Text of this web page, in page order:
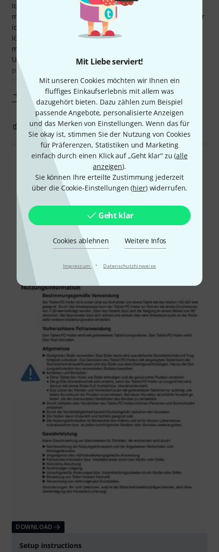
Mit Liebe serviert!
Mit unseren Cookies möchten wir Ihnen ein
fluffiges Einkaufserlebnis mit allem was
dazugehört bieten. Dazu zählen zum Beispiel
passende Angebote, personalisierte Anzeigen
und das Merken von Einstellungen. Wenn das für
Sie okay ist, stimmen Sie der Nutzung von Cookies
für Präferenzen, Statistiken und Marketing
einfach durch einen Klick auf „Geht klar“ zu (alle
anzeigen).
Sie können Ihre erteilte Zustimmung jederzeit
über die Cookie-Einstellungen (hier) widerrufen.
Geht klar
Cookies ablehnen Weitere Infos
Impressum · Datenschutzhinweise
Ich nutze schon seit Jahren den K&M 19743 Halter für
meine Tablets. Mit dem bin ich soweit auch zufrieden, aber
ich wollte jetzt noch etwas kompakteres, weil beim 19743
ich die Halterung für den Kabelkoffer auseinanderbauen
muss.
Und es soll auch stabil und groß´genug sein, für mein iPad
pro 12.9" Tablet.
Okay - das Ipad passt zwar gerade so, aber es
Mehr anzeigen
0 BEWERTUNG MELDEN
Alle Bewertungen lesen
Schon gewusst?
Alle
DOWNLOAD
Setup instructions